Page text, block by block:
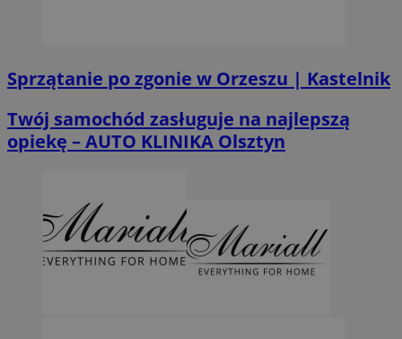
Sprzątanie po zgonie w Orzeszu | Kastelnik
Twój samochód zasługuje na najlepszą
opiekę – AUTO KLINIKA Olsztyn